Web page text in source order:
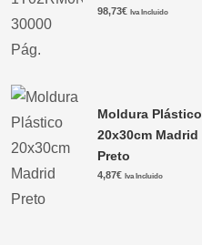
98,73€ Iva Incluido
Moldura Plástico
20x30cm Madrid
Preto
4,87€ Iva Incluido